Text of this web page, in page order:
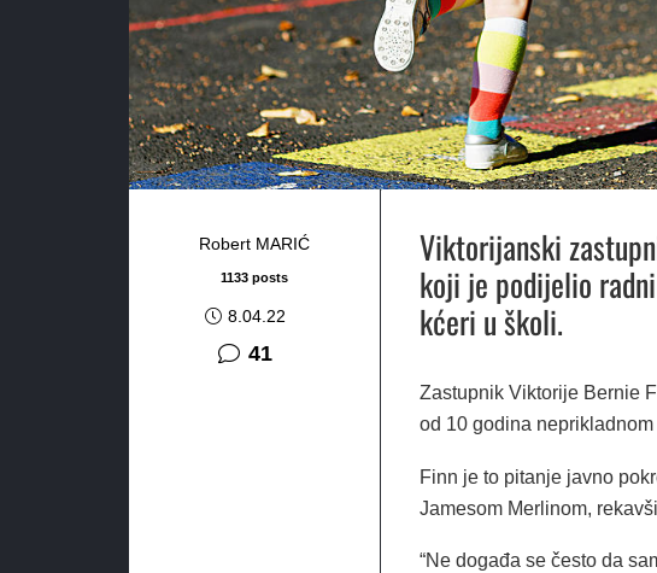
Robert MARIĆ
1133 posts
8.04.22
41
Viktorijanski
koji je podijelio
kćeri u školi.
Zastupnik Viktorije Bernie
od 10 godina
Finn je to pitanje javno
Jamesom Merlinom,
“Ne događa se često da